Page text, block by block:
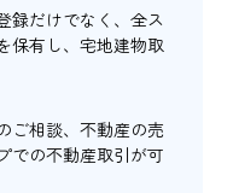
録だけでなく、全ス
保有し、宅地建物取
ご相談、不動産の売
での不動産取引が可